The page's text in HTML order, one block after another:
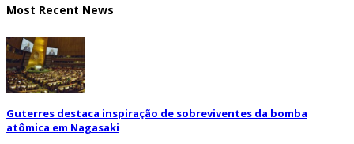
Most Recent News
Guterres destaca inspiração de sobreviventes da bomba
atômica em Nagasaki